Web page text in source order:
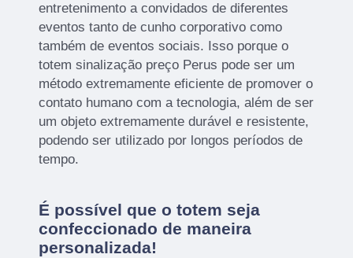
entretenimento a convidados de diferentes
eventos tanto de cunho corporativo como
também de eventos sociais. Isso porque o
totem sinalização preço Perus pode ser um
método extremamente eficiente de promover o
contato humano com a tecnologia, além de ser
um objeto extremamente durável e resistente,
podendo ser utilizado por longos períodos de
tempo.
É possível que o totem seja
confeccionado de maneira
personalizada!